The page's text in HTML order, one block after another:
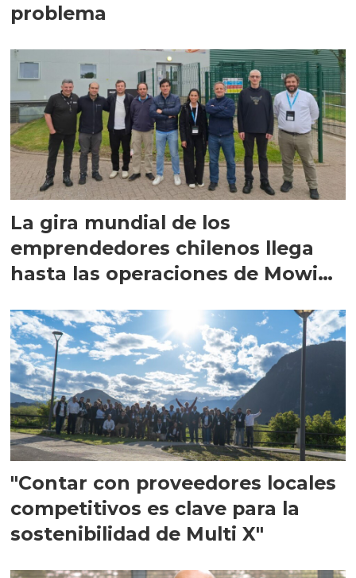
problema
La gira mundial de los
emprendedores chilenos llega
hasta las operaciones de Mowi
"Contar con proveedores locales
competitivos es clave para la
sostenibilidad de Multi X"